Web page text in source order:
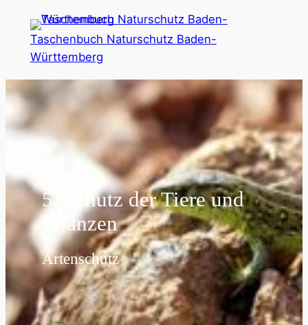
Inhalt
springen
Taschenbuch Naturschutz Baden-
Württemberg
5. Schutz der Tiere und
Pflanzen
Artenschutz